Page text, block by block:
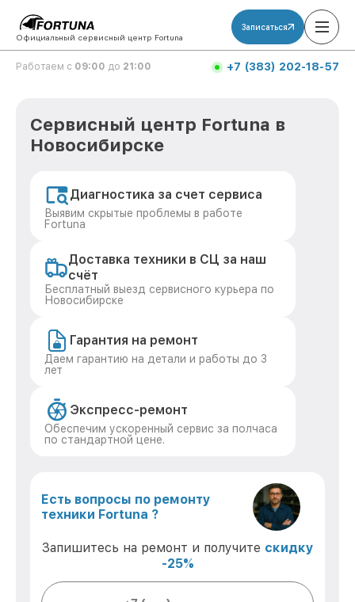
Официальный сервисный центр Fortuna
Записаться
Работаем с 09:00 до 21:00 +7 (383) 202-18-57
Сервисный центр Fortuna в
Новосибирске
Диагностика за счет сервиса
Выявим скрытые проблемы в работе
Fortuna
Доставка техники в СЦ за наш
счёт
Бесплатный выезд сервисного курьера по
Новосибирске
Гарантия на ремонт
Даем гарантию на детали и работы до 3
лет
Экспресс-ремонт
Обеспечим ускоренный сервис за полчаса
по стандартной цене.
Есть вопросы по ремонту
техники Fortuna ?
Запишитесь на ремонт и получите скидку
-25%